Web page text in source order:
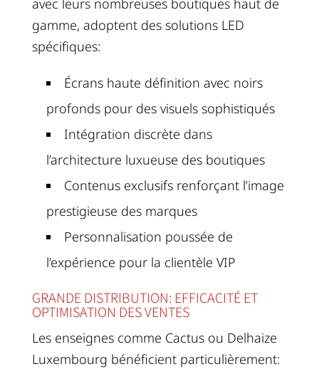
avec leurs nombreuses boutiques haut de
gamme, adoptent des solutions LED
spécifiques:
Écrans haute définition avec noirs
profonds pour des visuels sophistiqués
Intégration discrète dans
l’architecture luxueuse des boutiques
Contenus exclusifs renforçant l’image
prestigieuse des marques
Personnalisation poussée de
l’expérience pour la clientèle VIP
GRANDE DISTRIBUTION: EFFICACITÉ ET
OPTIMISATION DES VENTES
Les enseignes comme Cactus ou Delhaize
Luxembourg bénéficient particulièrement: